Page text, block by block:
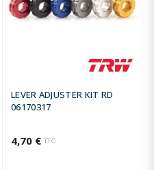
LEVER ADJUSTER KIT RD
06170317
4,70 € TTC